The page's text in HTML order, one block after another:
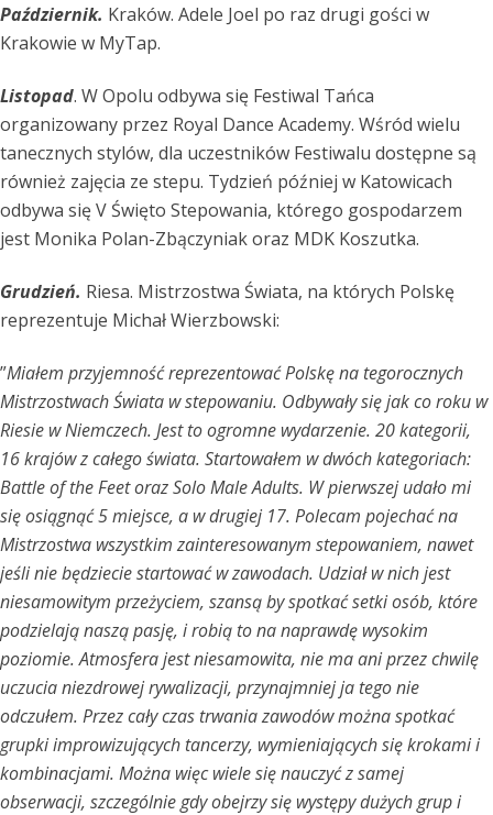
Październik. Kraków. Adele Joel po raz drugi gości w
Krakowie w MyTap.
Listopad. W Opolu odbywa się Festiwal Tańca
organizowany przez Royal Dance Academy. Wśród wielu
tanecznych stylów, dla uczestników Festiwalu dostępne są
również zajęcia ze stepu. Tydzień później w Katowicach
odbywa się V Święto Stepowania, którego gospodarzem
jest Monika Polan-Zbączyniak oraz MDK Koszutka.
Grudzień. Riesa. Mistrzostwa Świata, na których Polskę
reprezentuje Michał Wierzbowski:
”Miałem przyjemność reprezentować Polskę na tegorocznych
Mistrzostwach Świata w stepowaniu. Odbywały się jak co roku w
Riesie w Niemczech. Jest to ogromne wydarzenie. 20 kategorii,
16 krajów z całego świata. Startowałem w dwóch kategoriach:
Battle of the Feet oraz Solo Male Adults. W pierwszej udało mi
się osiągnąć 5 miejsce, a w drugiej 17. Polecam pojechać na
Mistrzostwa wszystkim zainteresowanym stepowaniem, nawet
jeśli nie będziecie startować w zawodach. Udział w nich jest
niesamowitym przeżyciem, szansą by spotkać setki osób, które
podzielają naszą pasję, i robią to na naprawdę wysokim
poziomie. Atmosfera jest niesamowita, nie ma ani przez chwilę
uczucia niezdrowej rywalizacji, przynajmniej ja tego nie
odczułem. Przez cały czas trwania zawodów można spotkać
grupki improwizujących tancerzy, wymieniających się krokami i
kombinacjami. Można więc wiele się nauczyć z samej
obserwacji, szczególnie gdy obejrzy się występy dużych grup i